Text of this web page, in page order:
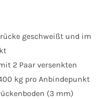
geschweißt und im
2 Paar versenkten
kg pro Anbindepunkt
(3 mm)